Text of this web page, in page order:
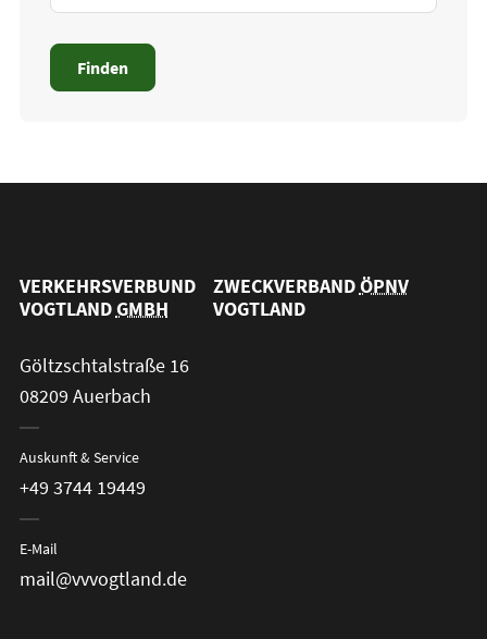
Finden
VERKEHRSVERBUND
VOGTLANDGMBH
ZWECKVERBANDÖPNV
VOGTLAND
Göltzschtalstraße 16
08209 Auerbach
Auskunft & Service
+49 3744 19449
E-Mail
mail@vvvogtland.de